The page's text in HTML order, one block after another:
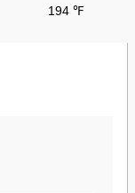
194 ℉